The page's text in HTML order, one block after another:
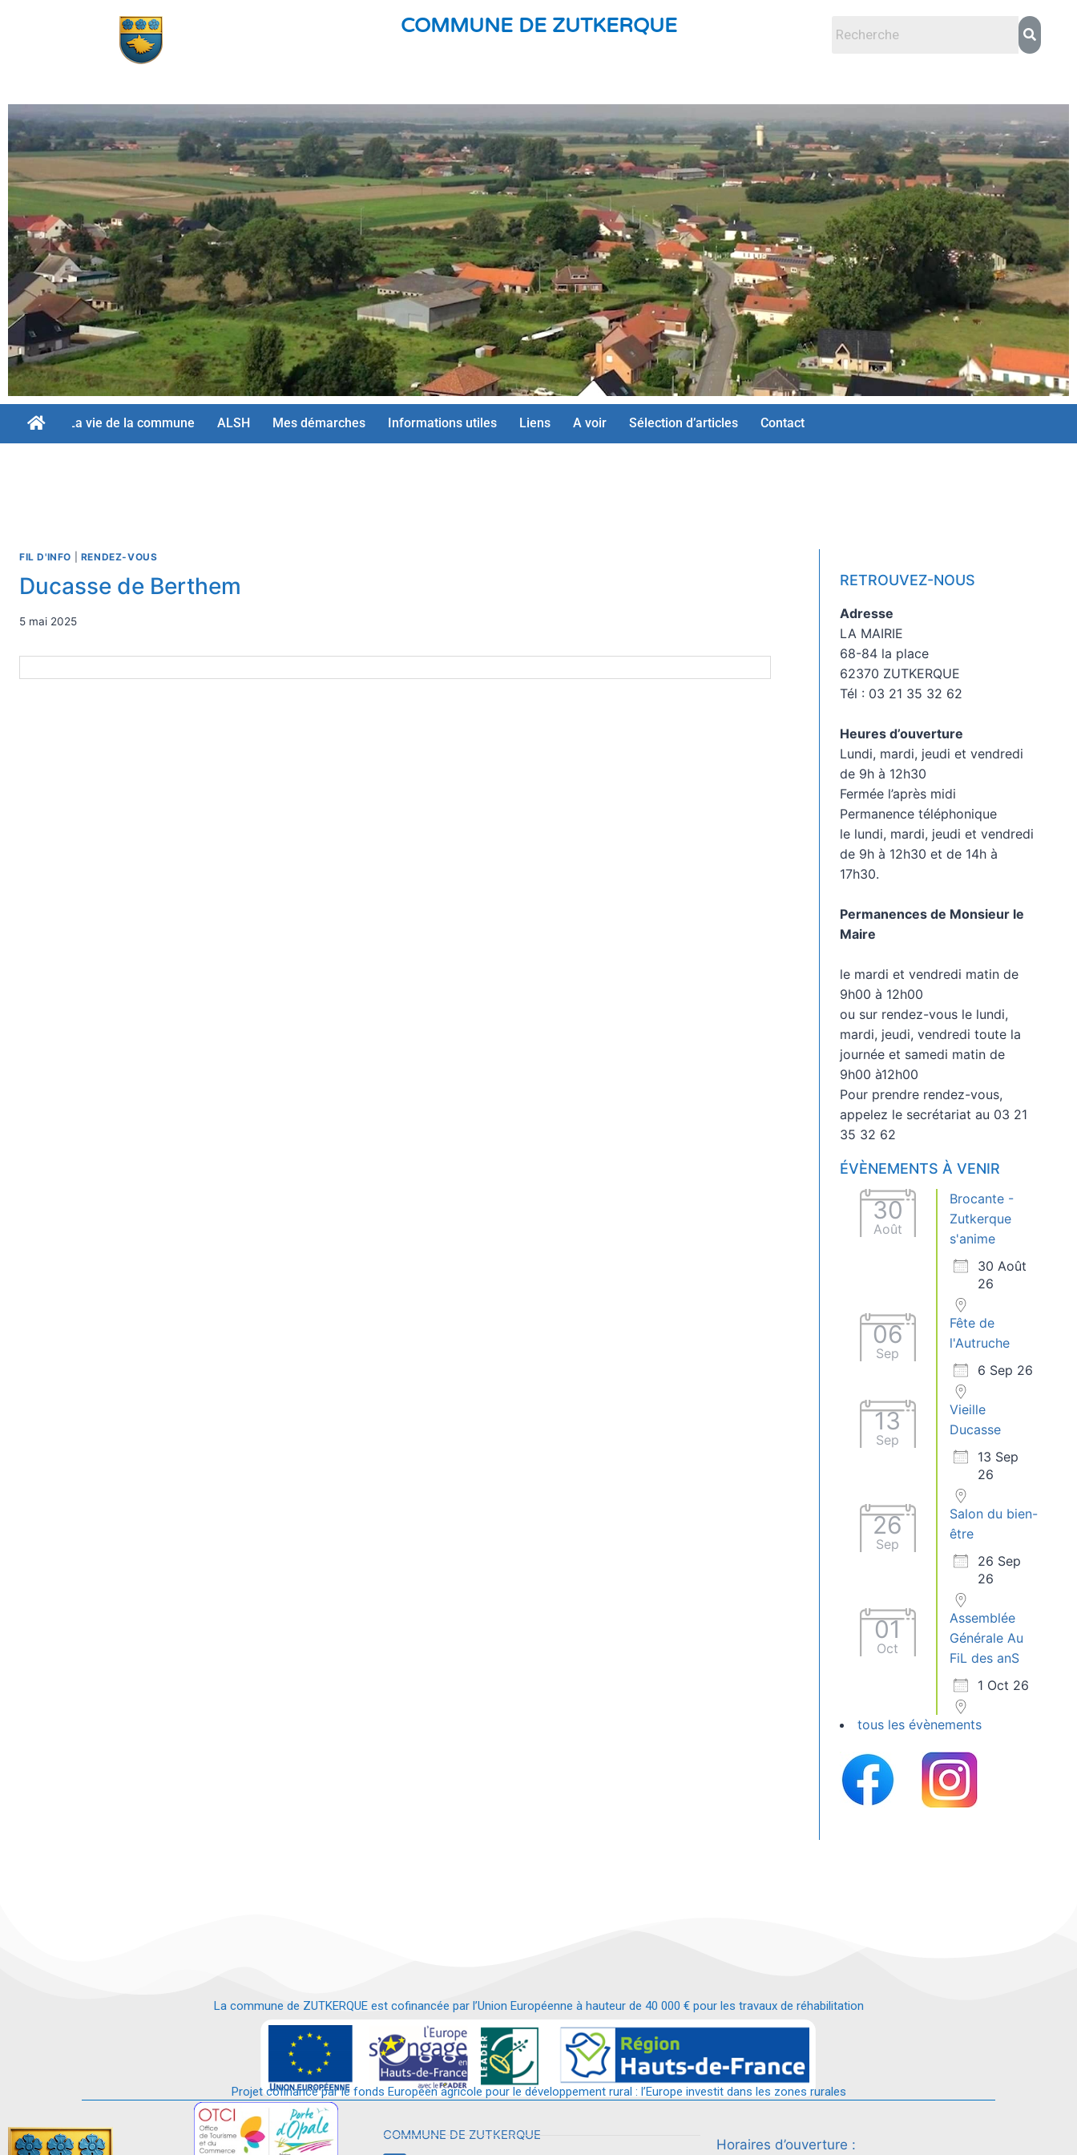
COMMUNE DE ZUTKERQUE
La vie de la commune ALSH Mes démarches Informations utiles Liens A voir Sélection d’articles Contact
FIL D'INFO RENDEZ-VOUS
Ducasse de Berthem
5 mai 2025
RETROUVEZ-NOUS
Adresse
LA MAIRIE
68-84 la place
62370 ZUTKERQUE
Tél : 03 21 35 32 62
Heures d’ouverture
Lundi, mardi, jeudi et vendredi
de 9h à 12h30
Fermée l’après midi
Permanence téléphonique
le lundi, mardi, jeudi et vendredi
de 9h à 12h30 et de 14h à
17h30.
Permanences de Monsieur le
Maire
le mardi et vendredi matin de
9h00 à 12h00
ou sur rendez-vous le lundi,
mardi, jeudi, vendredi toute la
journée et samedi matin de
9h00 à12h00
Pour prendre rendez-vous,
appelez le secrétariat au 03 21
35 32 62
ÉVÈNEMENTS À VENIR
30
Août
Brocante -
Zutkerque
s'anime
30 Août
26
06
Sep
Fête de
l'Autruche
6 Sep 26
13
Sep
Vieille
Ducasse
13 Sep
26
26
Sep
Salon du bien-
être
26 Sep
26
01
Oct
Assemblée
Générale Au
FiL des anS
1 Oct 26
tous les évènements
La commune de ZUTKERQUE est cofinancée par l’Union Européenne à hauteur de 40 000 € pour les travaux de réhabilitation
et requalification d’un bâtiment en services et commerces de proximité.
Projet cofinancé par le fonds Européen agricole pour le développement rural : l’Europe investit dans les zones rurales
COMMUNE DE ZUTKERQUE
Horaires d’ouverture :